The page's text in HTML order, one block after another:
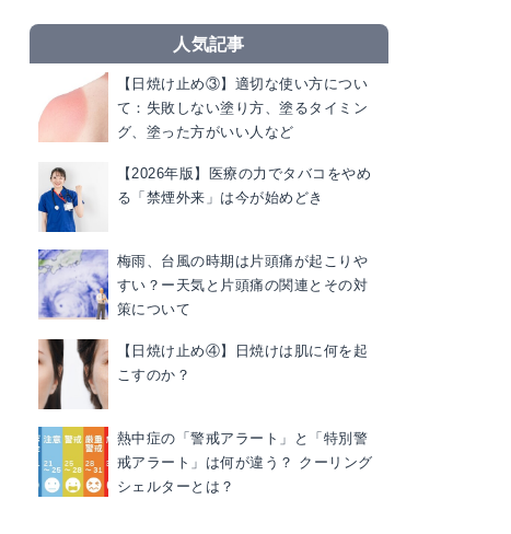
人気記事
【日焼け止め③】適切な使い方につい
て：失敗しない塗り方、塗るタイミン
グ、塗った方がいい人など
【2026年版】医療の力でタバコをやめ
る「禁煙外来」は今が始めどき
梅雨、台風の時期は片頭痛が起こりや
すい？ー天気と片頭痛の関連とその対
策について
【日焼け止め④】日焼けは肌に何を起
こすのか？
熱中症の「警戒アラート」と「特別警
戒アラート」は何が違う？ クーリング
シェルターとは？